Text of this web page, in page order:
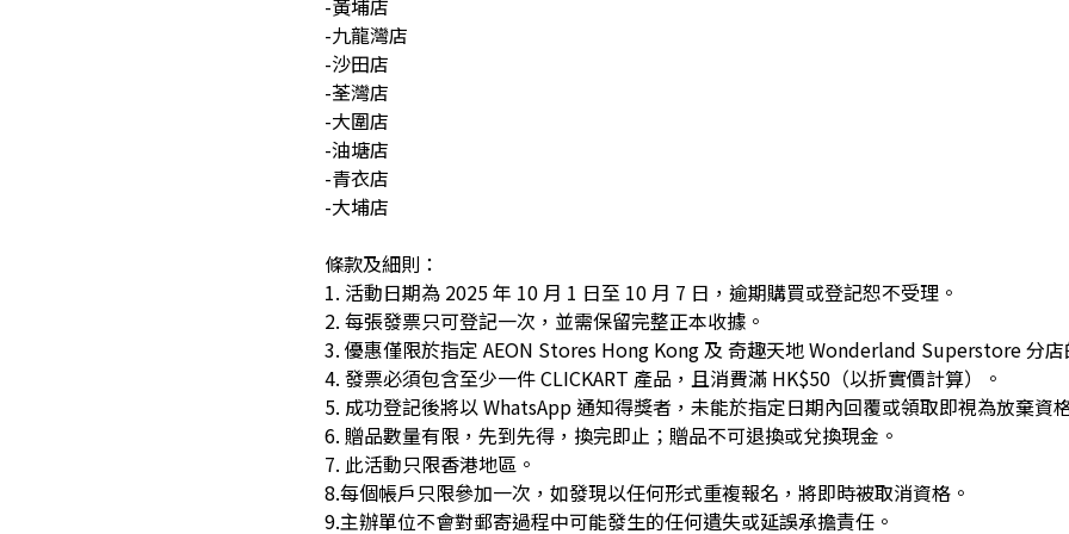
-黃埔店
-九龍灣店
-沙田店
-荃灣店
-大圍店
-油塘店
-青衣店
-大埔店
條款及細則：
1. 活動日期為 2025 年 10 月 1 日至 10 月 7 日，逾期購買或登記恕不受理。
2. 每張發票只可登記一次，並需保留完整正本收據。
3. 優惠僅限於指定 AEON Stores Hong Kong 及 奇趣天地 Wonderland Superstore 分店
4. 發票必須包含至少一件 CLICKART 產品，且消費滿 HK$50（以折實價計算）。
5. 成功登記後將以 WhatsApp 通知得獎者，未能於指定日期內回覆或領取即視為放棄資
6. 贈品數量有限，先到先得，換完即止；贈品不可退換或兌換現金。
7. 此活動只限香港地區。
8.每個帳戶只限參加一次，如發現以任何形式重複報名，將即時被取消資格。
9.主辦單位不會對郵寄過程中可能發生的任何遺失或延誤承擔責任。